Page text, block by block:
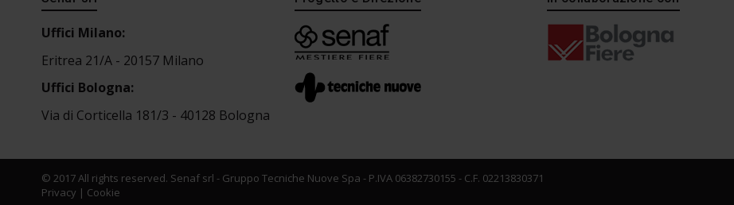
Uffici Milano:
Eritrea 21/A - 20157 Milano
Uffici Bologna:
Via di Corticella 181/3 - 40128 Bologna
© 2017 All rights reserved. Senaf srl - Gruppo Tecniche Nuove Spa - P.IVA 06382730155 - C.F. 02213830371
Privacy | Cookie